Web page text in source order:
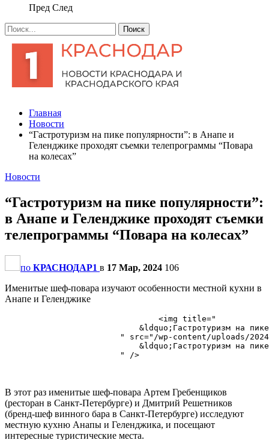
Пред След
Главная
Новости
​“Гастротуризм на пике популярности”: в Анапе и
Геленджике проходят съемки телепрограммы “Повара
на колесах”
Новости
​“Гастротуризм на пике популярности”:
в Анапе и Геленджике проходят съемки
телепрограммы “Повара на колесах”
по КРАСНОДАР1 в 17 Мар, 2024 106
Именитые шеф-повара изучают особенности местной кухни в
Анапе и Геленджике
                                <img title="
​&ldquo;Гастротуризм на
" src="/wp-content/uploads/
​&ldquo;Гастротуризм на
                        " />
В этот раз именитые шеф-повара Артем Гребенщиков
(ресторан в Санкт-Петербурге) и Дмитрий Решетников
(бренд-шеф винного бара в Санкт-Петербурге) исследуют
местную кухню Анапы и Геленджика, и посещают
интересные туристические места.